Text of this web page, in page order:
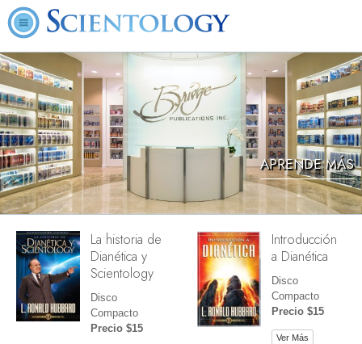
APRENDE MÁS
La historia de
Dianética y
Scientology
Disco
Compacto
Precio $15
Introducción
a Dianética
Disco
Compacto
Precio $15
Ver Más